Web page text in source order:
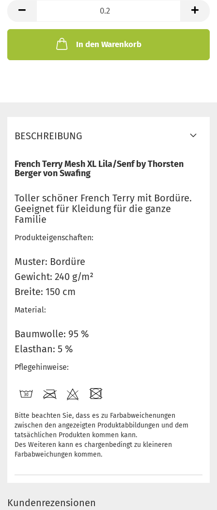
Meter
In den Warenkorb
BESCHREIBUNG
French Terry Mesh XL Lila/Senf by Thorsten
Berger von Swafing
Toller schöner French Terry mit Bordüre.
Geeignet für Kleidung für die ganze
Familie
Produkteigenschaften:
Muster: Bordüre
Gewicht: 240 g/m²
Breite: 150 cm
Material:
Baumwolle: 95 %
Elasthan: 5 %
Pflegehinweise:
Bitte beachten Sie, dass es zu Farbabweichenungen
zwischen den angezeigten Produktabbildungen und dem
tatsächlichen Produkten kommen kann.
Des Weiteren kann es chargenbedingt zu kleineren
Farbabweichungen kommen.
Kundenrezensionen